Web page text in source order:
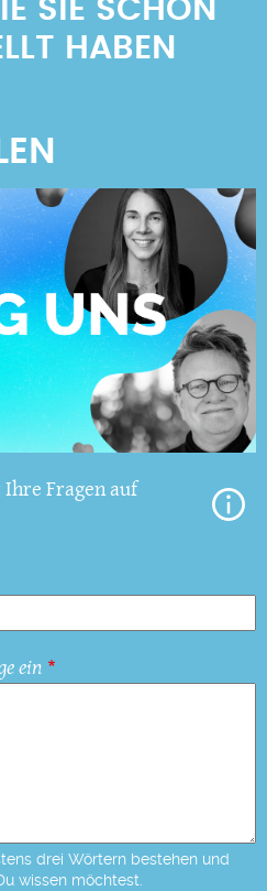
SIE SCHON
HABEN
Fragen auf
ein
drei Wörtern bestehen und
wissen möchtest.